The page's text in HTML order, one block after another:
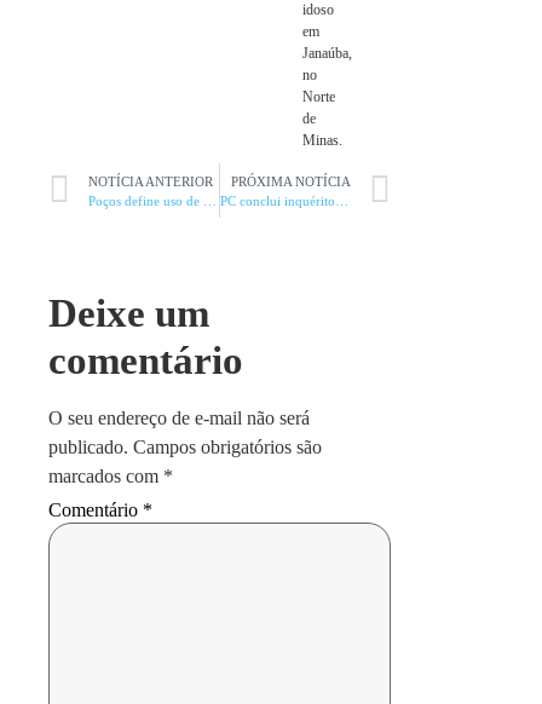
idoso
em
Janaúba,
no
Norte
de
Minas.
NOTÍCIA ANTERIOR
PRÓXIMA NOTÍCIA
Deixe um
comentário
O seu endereço de e-mail não será
publicado. Campos obrigatórios são
marcados com *
Comentário *